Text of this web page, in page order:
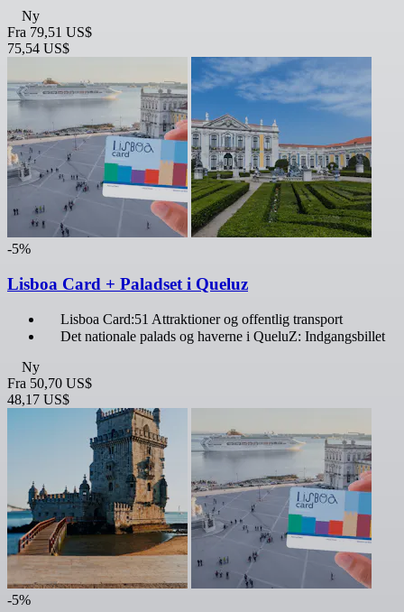
Ny
Fra 79,51 US$
75,54 US$
-5%
Lisboa Card + Paladset i Queluz
Lisboa Card:51 Attraktioner og offentlig transport
Det nationale palads og haverne i QueluZ: Indgangsbillet
Ny
Fra 50,70 US$
48,17 US$
-5%